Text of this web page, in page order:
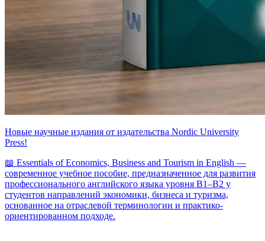
Новые научные издания от издательства Nordic University
Press!
📖 Essentials of Economics, Business and Tourism in English —
современное учебное пособие, предназначенное для развития
профессионального английского языка уровня B1–B2 у
студентов направлений экономики, бизнеса и туризма,
основанное на отраслевой терминологии и практико-
ориентированном подходе.